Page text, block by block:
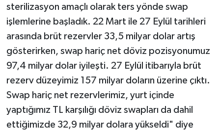
sterilizasyon amaçlı olarak ters yönde swap
işlemlerine başladık. 22 Mart ile 27 Eylül tarihleri
arasında brüt rezervler 33,5 milyar dolar artış
gösterirken, swap hariç net döviz pozisyonumuz
97,4 milyar dolar iyileşti. 27 Eylül itibarıyla brüt
rezerv düzeyimiz 157 milyar doların üzerine çıktı.
Swap hariç net rezervlerimiz, yurt içinde
yaptığımız TL karşılığı döviz swapları da dahil
ettiğimizde 32,9 milyar dolara yükseldi" diye